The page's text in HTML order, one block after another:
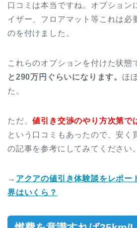
口コミは本当ですね。オプション
イザー、フロアマット等これは必
のを付けました。
これらのオプションを付けた状態
と290万円ぐらいになります。 ほ
た。
ただ、値引き交渉のやり方次第で
という口コミもあったので、安く
の記事を参考にしてみてください。
→ アクアの値引き体験談をレポー
界はいくら？